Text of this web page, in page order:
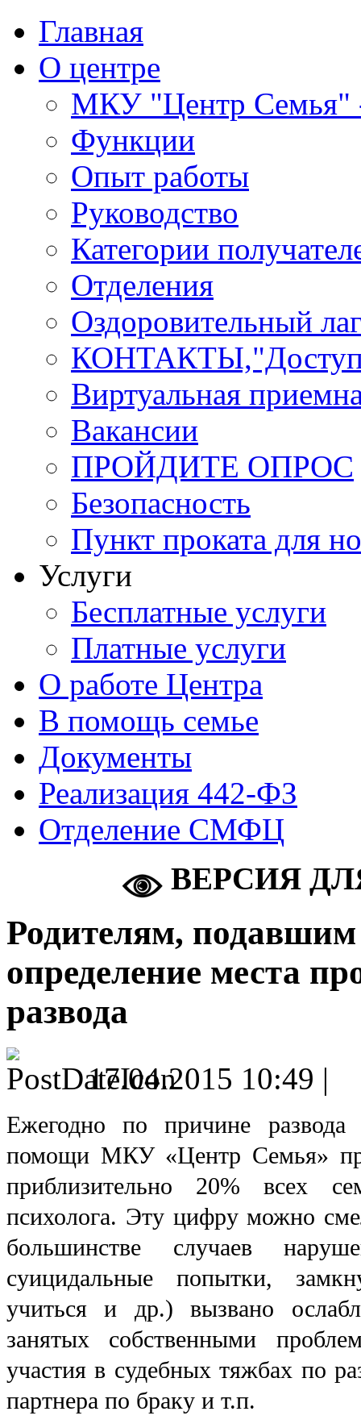
Главная
О центре
МКУ "Центр Семья"
Функции
Опыт работы
Руководство
Категории
Отделения
Оздоровительный
Виртуальная
Вакансии
ПРОЙДИТЕ ОПРОС
Безопасность
Пункт проката для
Услуги
Бесплатные услуги
Платные услуги
О работе Центра
В помощь семье
Документы
Реализация 442-ФЗ
Отделение СМФЦ
ВЕРСИЯ
Родителям, подавшим
определение места
развода
17.04.2015 10:49 |
Ежегодно по причине развода
помощи МКУ «Центр Семья»
приблизительно 20% всех
психолога. Эту цифру можно
большинстве случаев
суицидальные попытки,
учиться и др.) вызвано
занятых собственными
участия в судебных тяжбах по
партнера по браку и т.п.